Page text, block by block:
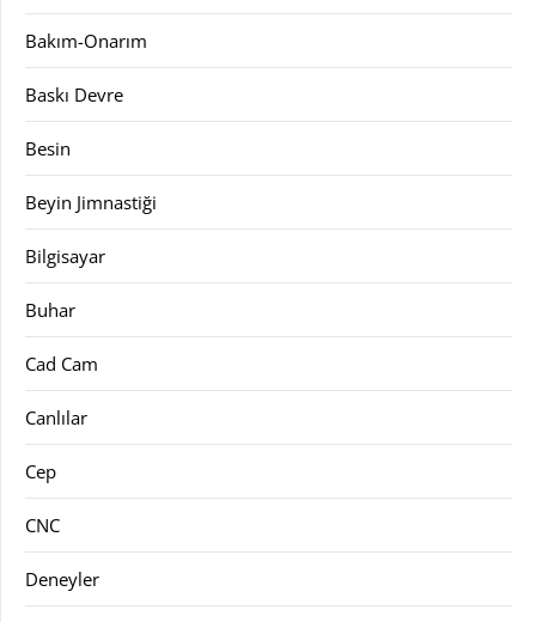
Bakım-Onarım
Baskı Devre
Besin
Beyin Jimnastiği
Bilgisayar
Buhar
Cad Cam
Canlılar
Cep
CNC
Deneyler